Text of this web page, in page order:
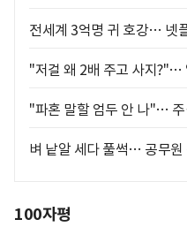
전세계 3억명 귀 호강… 넷
"저걸 왜 2배 주고 사지?"…
"파혼 말할 엄두 안 나"…
벼 낱알 세다 풀썩… 공무원
100자평